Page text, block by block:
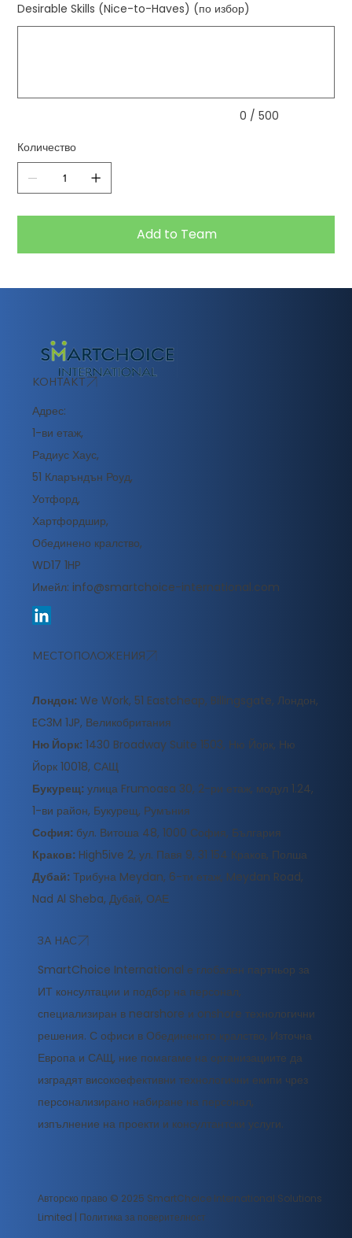
Desirable Skills (Nice-to-Haves) (по избор)
0 / 500
Количество
Add to Team
КОНТАКТ
Адрес:
1-ви етаж,
Радиус Хаус,
51 Кларъндън Роуд,
Уотфорд,
Хартфордшир,
Обединено кралство,
WD17 1HP
Имейл: info@smartchoice-international.com
МЕСТОПОЛОЖЕНИЯ
Лондон: We Work, 51 Eastcheap, Billingsgate, Лондон,
EC3M 1JP, Великобритания
Ню Йорк: 1430 Broadway Suite 1503, Ню Йорк, Ню
Йорк 10018, САЩ
Букурещ: улица Frumoasa 30, 2-ри етаж, модул 1.24,
1-ви район, Букурещ, Румъния
София: бул. Витоша 48, 1000 София, България
Краков: High5ive 2, ул. Павя 9, 31 154 Краков, Полша
Дубай: Трибуна Meydan, 6-ти етаж, Meydan Road,
Nad Al Sheba, Дубай, ОАЕ
ЗА НАС
SmartChoice International е глобален партньор за
ИТ консултации и подбор на персонал,
специализиран в nearshore и onshore технологични
решения. С офиси в Обединеното кралство, Източна
Европа и САЩ, ние помагаме на организациите да
изградят високоефективни технологични екипи чрез
персонализирано набиране на персонал,
изпълнение на проекти и консултантски услуги.
Авторско право © 2025 SmartChoice International Solutions
Limited | Политика за поверителност